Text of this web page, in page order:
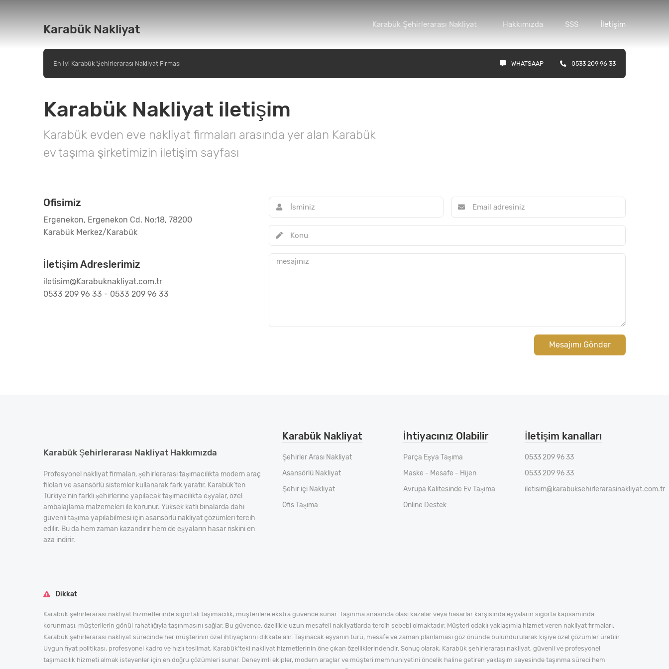
Karabük Nakliyat Karabük Şehirlerarası Nakliyat Hakkımızda SSS İletişim
En İyi Karabük Şehirlerarası Nakliyat Firması WHATSAAP 0533 209 96 33
Karabük Nakliyat iletişim
Karabük evden eve nakliyat firmaları arasında yer alan Karabük
ev taşıma şirketimizin iletişim sayfası
Ofisimiz
Ergenekon, Ergenekon Cd. No:18, 78200
Karabük Merkez/Karabük
İletişim Adreslerimiz
iletisim@Karabuknakliyat.com.tr
0533 209 96 33 - 0533 209 96 33
Mesajımı Gönder
Karabük Şehirlerarası Nakliyat Hakkımızda
Profesyonel nakliyat firmaları, şehirlerarası taşımacılıkta modern araç
filoları ve asansörlü sistemler kullanarak fark yaratır. Karabük’ten
Türkiye’nin farklı şehirlerine yapılacak taşımacılıkta eşyalar, özel
ambalajlama malzemeleri ile korunur. Yüksek katlı binalarda dahi
güvenli taşıma yapılabilmesi için asansörlü nakliyat çözümleri tercih
edilir. Bu da hem zaman kazandırır hem de eşyaların hasar riskini en
aza indirir.
Karabük Nakliyat
Şehirler Arası Nakliyat
Asansörlü Nakliyat
Şehir içi Nakliyat
Ofis Taşıma
İhtiyacınız Olabilir
Parça Eşya Taşıma
Maske - Mesafe - Hijen
Avrupa Kalitesinde Ev Taşıma
Online Destek
İletişim kanalları
0533 209 96 33
0533 209 96 33
iletisim@karabuksehirlerarasinakliyat.com.tr
Dikkat
Karabük şehirlerarası nakliyat hizmetlerinde sigortalı taşımacılık, müşterilere ekstra güvence sunar. Taşınma sırasında olası kazalar veya hasarlar karşısında eşyaların sigorta kapsamında
korunması, müşterilerin gönül rahatlığıyla taşınmasını sağlar. Bu güvence, özellikle uzun mesafeli nakliyatlarda tercih sebebi olmaktadır. Müşteri odaklı yaklaşımla hizmet veren nakliyat firmaları,
Karabük şehirlerarası nakliyat sürecinde her müşterinin özel ihtiyaçlarını dikkate alır. Taşınacak eşyanın türü, mesafe ve zaman planlaması göz önünde bulundurularak kişiye özel çözümler üretilir.
Uygun fiyat politikası, profesyonel kadro ve hızlı teslimat, Karabük’teki nakliyat hizmetlerinin öne çıkan özelliklerindendir. Sonuç olarak, Karabük şehirlerarası nakliyat, güvenli ve profesyonel
taşımacılık hizmeti almak isteyenler için en doğru çözümleri sunar. Deneyimli ekipler, modern araçlar ve müşteri memnuniyetini öncelik haline getiren yaklaşım sayesinde taşınma süreci hem